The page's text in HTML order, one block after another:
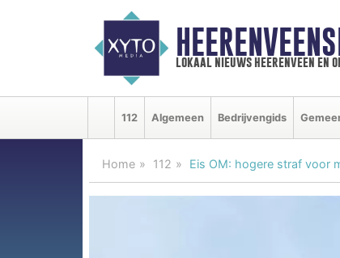
lokaal nieuws heerenveen en
112 Algemeen Bedrijvengids
Home 112 Eis OM: hogere straf voor